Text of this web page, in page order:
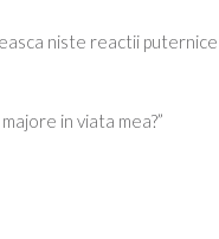
niste reactii puternice
in viata mea?”